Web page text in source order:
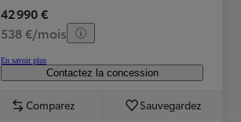
42 990 €
538 €/mois
En savoir plus
Contactez la concession
Comparez Sauvegardez